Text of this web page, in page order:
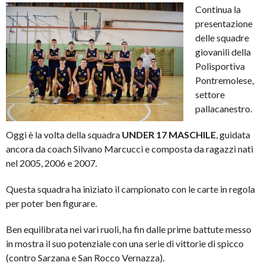
Continua la
presentazione
delle squadre
giovanili della
Polisportiva
Pontremolese,
settore
pallacanestro.
Oggi è la volta della squadra UNDER 17 MASCHILE, guidata
ancora da coach Silvano Marcucci e composta da ragazzi nati
nel 2005, 2006 e 2007.
Questa squadra ha iniziato il campionato con le carte in regola
per poter ben figurare.
Ben equilibrata nei vari ruoli, ha fin dalle prime battute messo
in mostra il suo potenziale con una serie di vittorie di spicco
(contro Sarzana e San Rocco Vernazza).